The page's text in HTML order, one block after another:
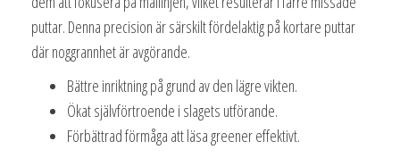
puttar. Denna precision är särskilt fördelaktig på kortare puttar
där noggrannhet är avgörande.
Bättre inriktning på grund av den lägre vikten.
Ökat självförtroende i slagets utförande.
Förbättrad förmåga att läsa greener effektivt.